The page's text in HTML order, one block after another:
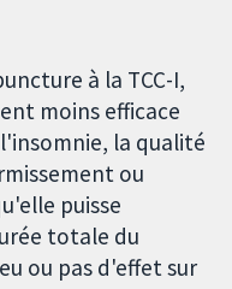
à la TCC-I,
moins efficace
la qualité
ou
puisse
totale du
ou pas d'effet sur